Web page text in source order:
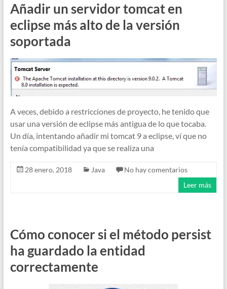
Añadir un servidor tomcat en
eclipse más alto de la versión
soportada
A veces, debido a restricciones de proyecto, he tenido que
usar una versión de eclipse más antigua de lo que tocaba.
Un día, intentando añadir mi tomcat 9 a eclipse, ví que no
tenía compatibilidad ya que se realiza una
28 enero, 2018 Java
No hay comentarios
Leer más
Cómo conocer si el método persist
ha guardado la entidad
correctamente